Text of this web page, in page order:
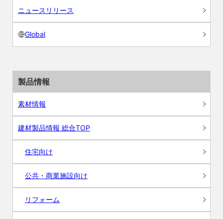
ニュースリリース
Global
製品情報
素材情報
建材製品情報 総合TOP
住宅向け
公共・商業施設向け
リフォーム